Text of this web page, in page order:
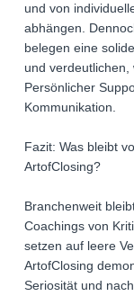
und von
abhängen.
belegen eine
und
Persönlicher
Kommunikation.
Fazit: Was bleibt
ArtofClosing?
Branchenweit
Coachings von
setzen auf leere
ArtofClosing
Seriosität und